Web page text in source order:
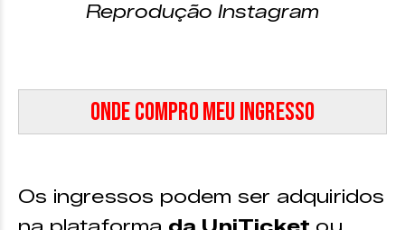
Reprodução Instagram
Onde compro meu ingresso
Os ingressos podem ser adquiridos